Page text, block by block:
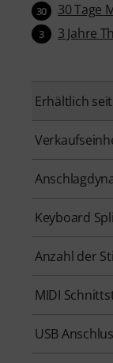
30 30 Tage
3 3 Jahre
Erhältlich seit
Keyboard
Anzahl der
MIDI
USB